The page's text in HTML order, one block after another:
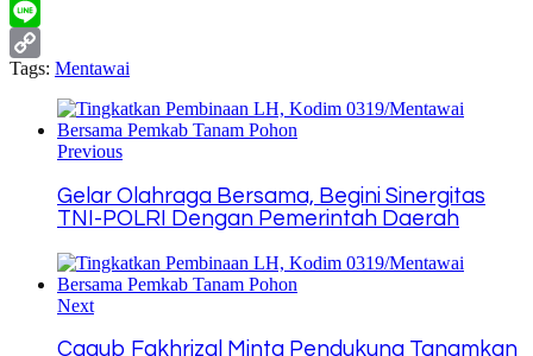
Messenger
Line
Copy
Tags: Mentawai
Previous
Gelar Olahraga Bersama, Begini Sinergitas
TNI-POLRI Dengan Pemerintah Daerah
Next
Cagub Fakhrizal Minta Pendukung Tanamkan